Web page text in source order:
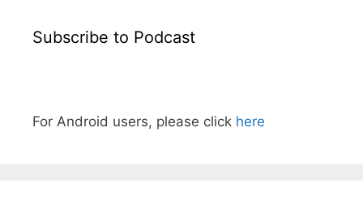
Subscribe to Podcast
For Android users, please click here